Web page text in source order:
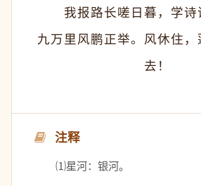
我报路长嗟日暮，学诗
九万里风鹏正举。风休住，
去！
注释
⑴星河：银河。